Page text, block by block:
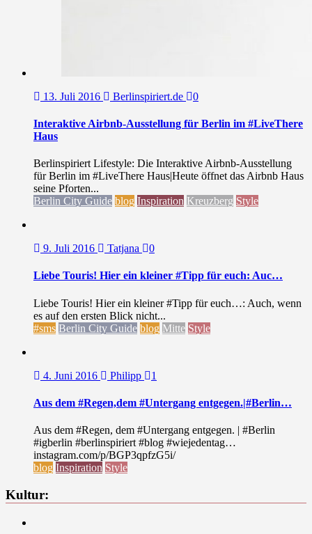
13. Juli 2016 Berlinspiriert.de 0
Interaktive Airbnb-Ausstellung für Berlin im #LiveThere
Haus
Berlinspiriert Lifestyle: Die Interaktive Airbnb-Ausstellung
für Berlin im #LiveThere Haus|Heute öffnet das Airbnb Haus
seine Pforten...
Berlin City Guide blog Inspiration Kreuzberg Style
9. Juli 2016 Tatjana 0
Liebe Touris! Hier ein kleiner #Tipp für euch: Auc…
Liebe Touris! Hier ein kleiner #Tipp für euch…: Auch, wenn
es auf den ersten Blick nicht...
#sms Berlin City Guide blog Mitte Style
4. Juni 2016 Philipp 1
Aus dem #Regen,dem #Untergang entgegen.|#Berlin…
Aus dem #Regen, dem #Untergang entgegen. | #Berlin
#igberlin #berlinspiriert #blog #wiejedentag…
instagram.com/p/BGP3qpfzG5i/
blog Inspiration Style
Kultur: